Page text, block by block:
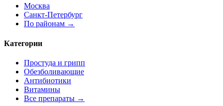
Москва
Санкт-Петербург
По районам →
Категории
Простуда и грипп
Обезболивающие
Антибиотики
Витамины
Все препараты →